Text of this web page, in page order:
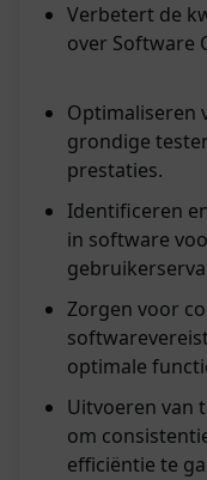
Verbetert de
over Software
Optimaliseren
grondige
prestaties.
Identificeren
in software
Zorgen voor
optimale
Uitvoeren van
om
efficiëntie te